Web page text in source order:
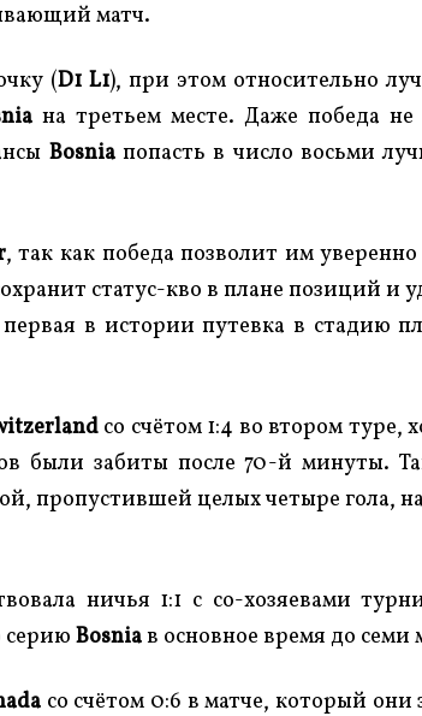
матч.
(D1 L1), при этом относительно
на третьем месте. Даже победа
Bosniaпопасть в число восьми
, так как победа позволит им
статус-кво в плане позиций и
в истории путевка в стадию
со счётом 1:4 во втором туре,
были забиты после 70-й минуты.
пропустившей целых четыре гола,
ничья 1:1 с со-хозяевами
Bosniaв основное время до семи
со счётом 0:6 в матче, который